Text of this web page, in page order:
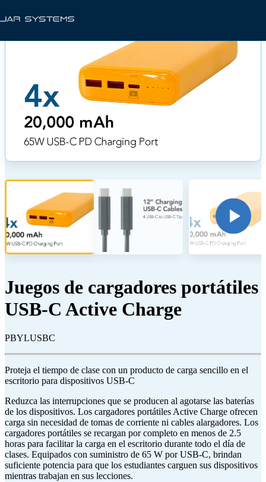
Juegos de cargadores portátiles
USB-C Active Charge
PBYLUSBC
Proteja el tiempo de clase con un producto de carga sencillo en el
escritorio para dispositivos USB-C
Reduzca las interrupciones que se producen al agotarse las baterías
de los dispositivos. Los cargadores portátiles Active Charge ofrecen
carga sin necesidad de tomas de corriente ni cables alargadores. Los
cargadores portátiles se recargan por completo en menos de 2.5
horas para facilitar la carga en el escritorio durante todo el día de
clases. Equipados con suministro de 65 W por USB-C, brindan
suficiente potencia para que los estudiantes carguen sus dispositivos
mientras trabajan en sus lecciones.